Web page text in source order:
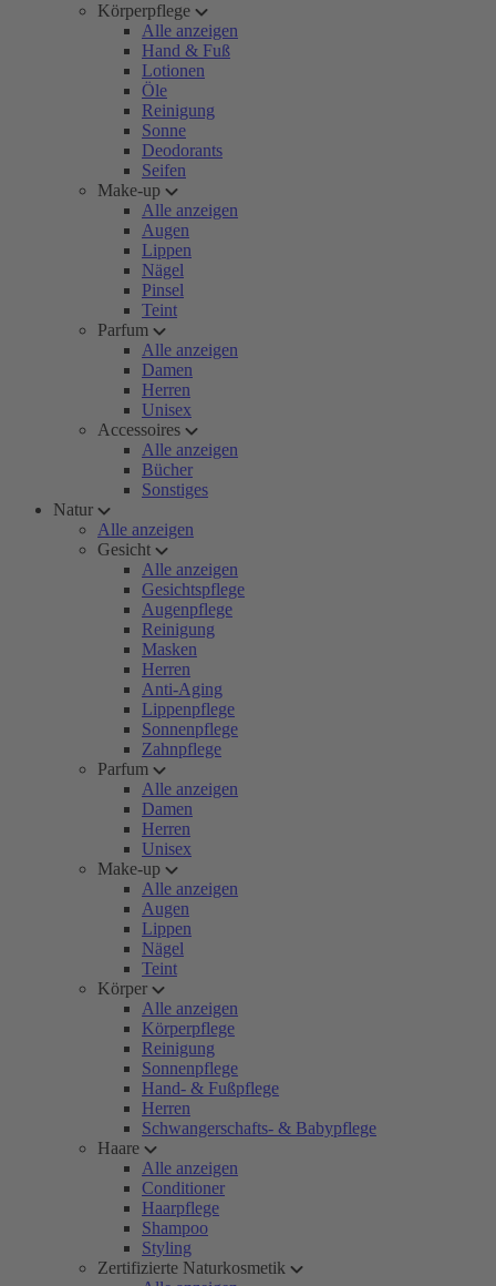
Körperpflege
Alle anzeigen
Hand & Fuß
Lotionen
Öle
Reinigung
Sonne
Deodorants
Seifen
Make-up
Alle anzeigen
Augen
Lippen
Nägel
Pinsel
Teint
Parfum
Alle anzeigen
Damen
Herren
Unisex
Accessoires
Alle anzeigen
Bücher
Sonstiges
Natur
Alle anzeigen
Gesicht
Alle anzeigen
Gesichtspflege
Augenpflege
Reinigung
Masken
Herren
Anti-Aging
Lippenpflege
Sonnenpflege
Zahnpflege
Parfum
Alle anzeigen
Damen
Herren
Unisex
Make-up
Alle anzeigen
Augen
Lippen
Nägel
Teint
Körper
Alle anzeigen
Körperpflege
Reinigung
Sonnenpflege
Hand- & Fußpflege
Herren
Schwangerschafts- & Babypflege
Haare
Alle anzeigen
Conditioner
Haarpflege
Shampoo
Styling
Zertifizierte Naturkosmetik